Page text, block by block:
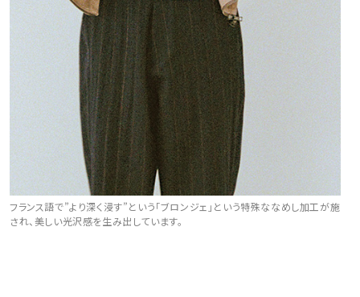
フランス語で”より深く浸す”という「ブロンジェ」という特殊ななめし加工が施
され、美しい光沢感を生み出しています。